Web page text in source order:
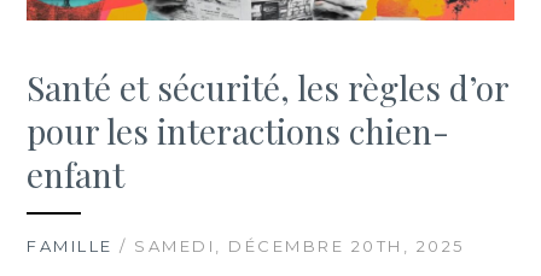
Santé et sécurité, les règles d’or
pour les interactions chien-
enfant
FAMILLE / SAMEDI, DÉCEMBRE 20TH, 2025